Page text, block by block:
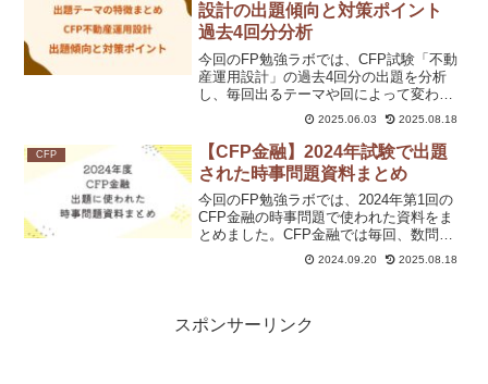
設計の出題傾向と対策ポイント
過去4回分分析
今回のFP勉強ラボでは、CFP試験「不動
産運用設計」の過去4回分の出題を分析
し、毎回出るテーマや回によって変わる
大問を整理。問題ごとの傾向をつかめ
ば、学習の優先順位が見えてきます。資
料読み取りや不動産投資の計算問題にも
対応しやすくなる対策ポイントも紹介し
ています。
2025.06.03 2025.08.18
CFP
【CFP金融】2024年試験で出題
された時事問題資料まとめ
今回のFP勉強ラボでは、2024年第1回の
CFP金融の時事問題で使われた資料をま
とめました。CFP金融では毎回、数問の
時事問題が出題されるので、資料をチェ
ックしておくと本番で役に立ちますよ。
2024.09.20 2025.08.18
スポンサーリンク